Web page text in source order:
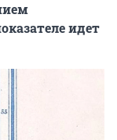
идет